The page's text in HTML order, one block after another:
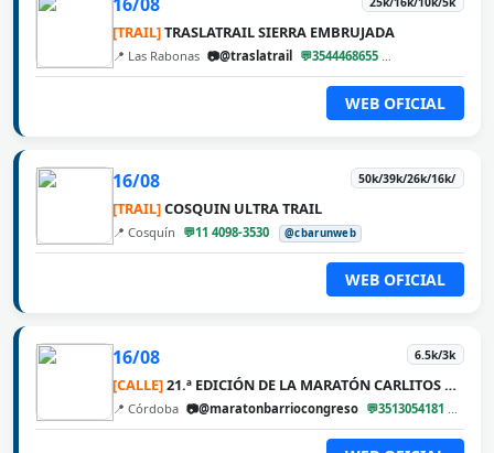
[TRAIL]TRASLATRAIL SIERRA EMBRUJADA
📍 Las Rabonas 📷@traslatrail 💬3544468655
WEB OFICIAL
16/08 50k/39k/26k/16k/
[TRAIL]COSQUIN ULTRA TRAIL
📍 Cosquín 💬11 4098-3530 @cbarunweb
WEB OFICIAL
16/08 6.5k/3k
[CALLE]21.ª EDICIÓN DE LA MARATÓN CARLITOS DÍAZ
📍 Córdoba 📷@maratonbarriocongreso 💬3513054181